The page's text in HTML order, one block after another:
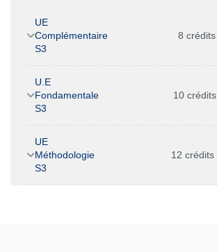
UE
Complémentaire
S3
8 crédits
U.E
Fondamentale
S3
10 crédits
UE
Méthodologie
S3
12 crédits